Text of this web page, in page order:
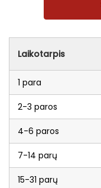
Laikotarpis
1 para
2-3 paros
4-6 paros
7-14 parų
15-31 parų